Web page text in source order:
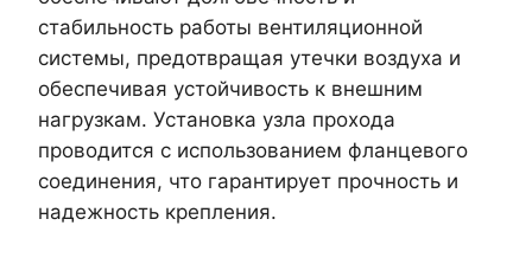
стабильность работы вентиляционной
системы, предотвращая утечки воздуха и
обеспечивая устойчивость к внешним
нагрузкам. Установка узла прохода
проводится с использованием фланцевого
соединения, что гарантирует прочность и
надежность крепления.